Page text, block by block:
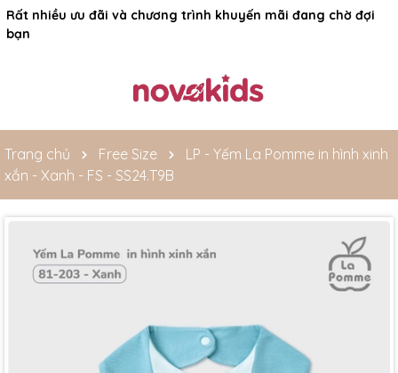
Rất nhiều ưu đãi và chương trình khuyến mãi đang chờ đợi
bạn
Trang chủ Free Size
LP - Yếm La Pomme in hình xinh
xắn - Xanh - FS - SS24.T9B